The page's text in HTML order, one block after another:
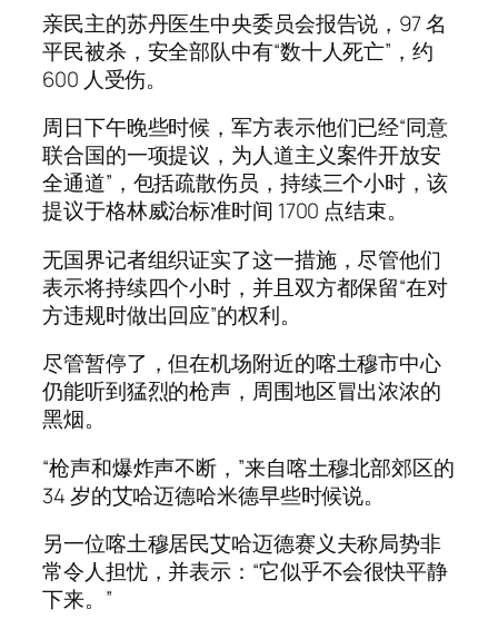
亲民主的苏丹医生中央委员会报告说，97 名
平民被杀，安全部队中有“数十人死亡”，约
600 人受伤。
周日下午晚些时候，军方表示他们已经“同意
联合国的一项提议，为人道主义案件开放安
全通道”，包括疏散伤员，持续三个小时，该
提议于格林威治标准时间 1700 点结束。
无国界记者组织证实了这一措施，尽管他们
表示将持续四个小时，并且双方都保留“在对
方违规时做出回应”的权利。
尽管暂停了，但在机场附近的喀土穆市中心
仍能听到猛烈的枪声，周围地区冒出浓浓的
黑烟。
“枪声和爆炸声不断，”来自喀土穆北部郊区的
34 岁的艾哈迈德哈米德早些时候说。
另一位喀土穆居民艾哈迈德赛义夫称局势非
常令人担忧，并表示：“它似乎不会很快平静
下来。”